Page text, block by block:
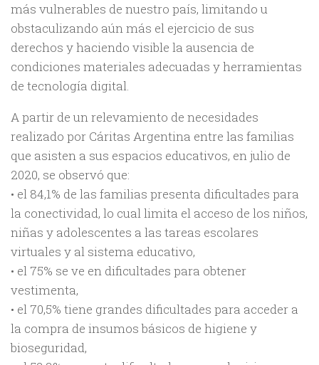
más vulnerables de nuestro país, limitando u
obstaculizando aún más el ejercicio de sus
derechos y haciendo visible la ausencia de
condiciones materiales adecuadas y herramientas
de tecnología digital.
A partir de un relevamiento de necesidades
realizado por Cáritas Argentina entre las familias
que asisten a sus espacios educativos, en julio de
2020, se observó que:
• el 84,1% de las familias presenta dificultades para
la conectividad, lo cual limita el acceso de los niños,
niñas y adolescentes a las tareas escolares
virtuales y al sistema educativo,
• el 75% se ve en dificultades para obtener
vestimenta,
• el 70,5% tiene grandes dificultades para acceder a
la compra de insumos básicos de higiene y
bioseguridad,